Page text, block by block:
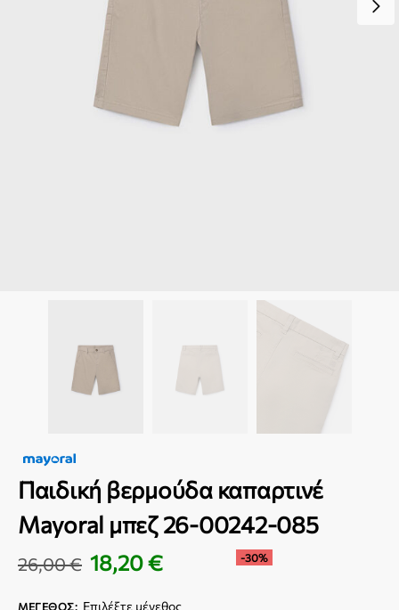
Παιδική βερμούδα καπαρτινέ
Mayoral μπεζ 26-00242-085
26,00€ 18,20€ -30%
ΜΈΓΕΘΟΣ: Επιλέξτε μέγεθος